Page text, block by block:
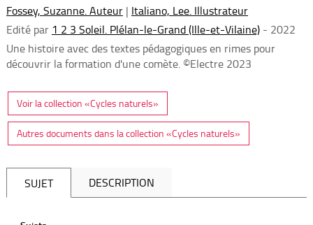
Fossey, Suzanne. Auteur | Italiano, Lee. Illustrateur
Edité par 1 2 3 Soleil. Plélan-le-Grand (Ille-et-Vilaine) - 2022
Une histoire avec des textes pédagogiques en rimes pour
découvrir la formation d'une comète. ©Electre 2023
Voir la collection «Cycles naturels»
Autres documents dans la collection «Cycles naturels»
SUJET DESCRIPTION